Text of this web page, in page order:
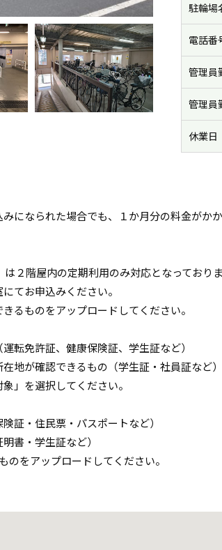
駐輪場
電話番
管理員
管理員
休業日
になられた場合でも、１か月分の料金がかか
２階屋内の定期利用のみ対応となっておりま
てお申込みください。
るものをアップロードしてください。
転免許証、健康保険証、学生証など）
地が確認できるもの（学生証・社員証など）
」を選択してください。
証・住民票・パスポートなど）
書・学生証など）
をアップロードしてください。